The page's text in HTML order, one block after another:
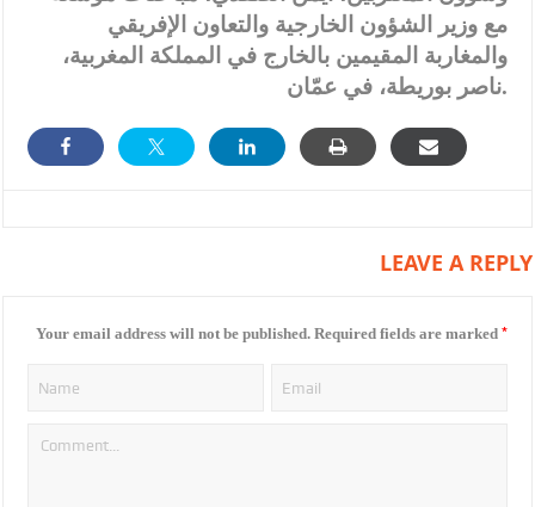
مع وزير الشؤون الخارجية والتعاون الإفريقي
والمغاربة المقيمين بالخارج في المملكة المغربية،
ناصر بوريطة، في عمّان.
LEAVE A REPLY
Your email address will not be published. Required fields are marked *